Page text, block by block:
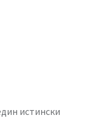
истински